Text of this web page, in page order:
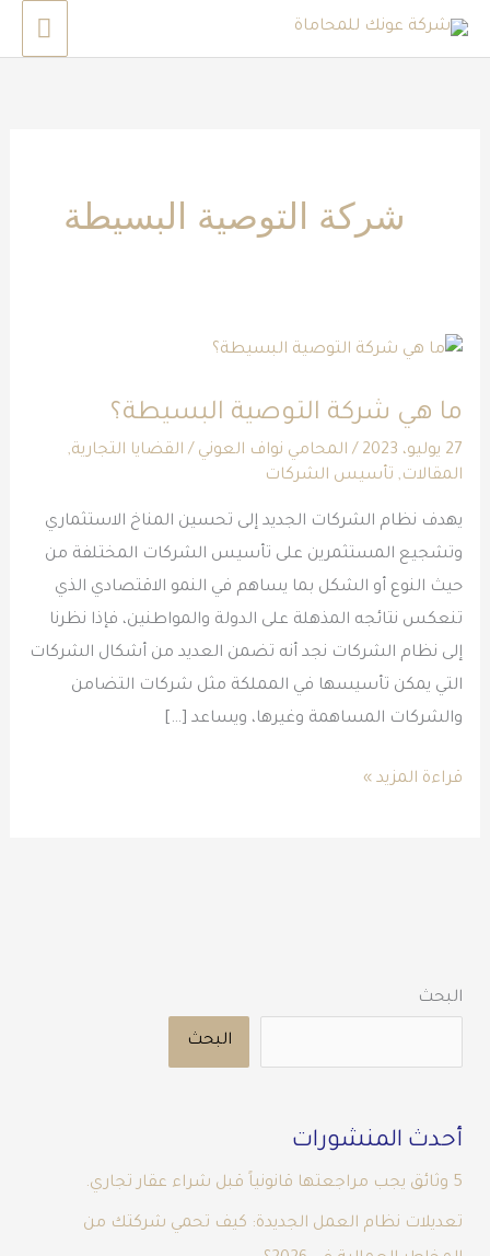
تخطي
شركة التوصية البسيطة
ما هي شركة التوصية البسيطة؟
27 يوليو، 2023 / المحامي نواف العوني/ القضايا التجارية,
المقالات, تأسيس الشركات
يهدف نظام الشركات الجديد إلى تحسين المناخ الاستثماري
وتشجيع المستثمرين على تأسيس الشركات المختلفة من
حيث النوع أو الشكل بما يساهم في النمو الاقتصادي الذي
تنعكس نتائجه المذهلة على الدولة والمواطنين، فإذا نظرنا
إلى نظام الشركات نجد أنه تضمن العديد من أشكال الشركات
التي يمكن تأسيسها في المملكة مثل شركات التضامن
والشركات المساهمة وغيرها، ويساعد […]
ما
شركة
التوصية
البسيطة؟
قراءة المزيد »
البحث
البحث
أحدث المنشورات
5 وثائق يجب مراجعتها قانونياً قبل شراء عقار تجاري.
تعديلات نظام العمل الجديدة: كيف تحمي شركتك من